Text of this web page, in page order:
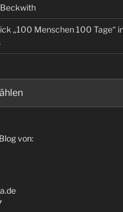
„100 Menschen 100 Tage“
von: